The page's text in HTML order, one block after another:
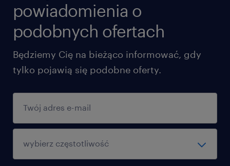
powiadomienia o
podobnych ofertach
Będziemy Cię na bieżąco informować, gdy
tylko pojawią się podobne oferty.